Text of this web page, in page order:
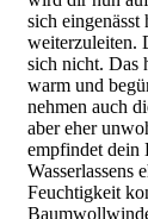
sich
weiterzuleiten.
sich nicht. Das
warm und
nehmen auch
aber eher
empfindet dein
Wasserlassens
Feuchtigkeit